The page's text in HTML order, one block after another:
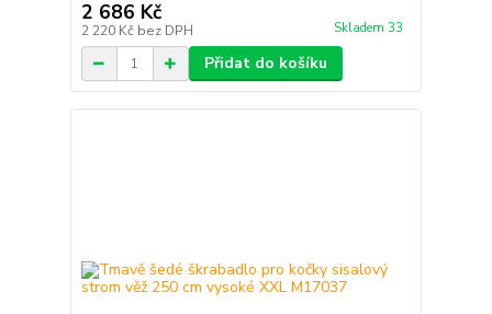
2 686 Kč
2 220 Kč bez DPH Skladem 33
Přidat do košíku